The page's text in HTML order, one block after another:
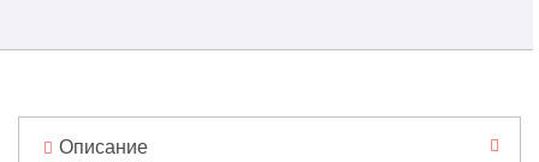
Описание